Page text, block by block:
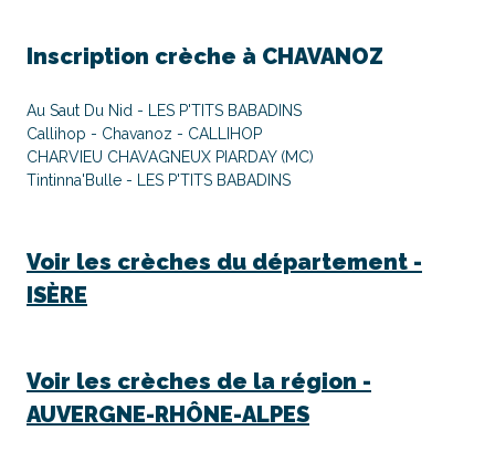
Inscription crèche à CHAVANOZ
Au Saut Du Nid - LES P'TITS BABADINS
Callihop - Chavanoz - CALLIHOP
CHARVIEU CHAVAGNEUX PIARDAY (MC)
Tintinna'Bulle - LES P'TITS BABADINS
Voir les crèches du département -
ISÈRE
Voir les crèches de la région -
AUVERGNE-RHÔNE-ALPES